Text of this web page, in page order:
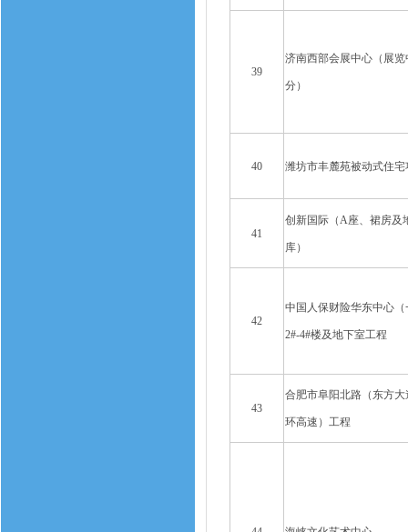
39
济南西部会展中心（展览
分）
40 潍坊市丰麓苑被动式住宅
41
创新国际（A座、裙房及
库）
42
中国人保财险华东中心（
2#-4#楼及地下室工程
43
合肥市阜阳北路（东方大
环高速）工程